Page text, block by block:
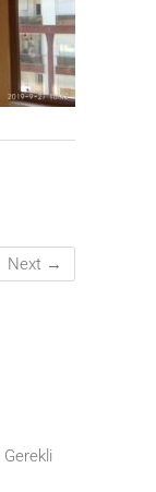
Next →
Gerekli